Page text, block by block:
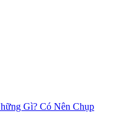
Gì? Có Nên Chụp